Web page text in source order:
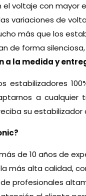
el voltaje con
variaciones de
más que los
de forma
a la medida y
estabilizadores
a
su estabilizador
de 10 años de
más alta calidad,
profesionales